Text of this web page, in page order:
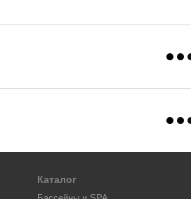
Каталог